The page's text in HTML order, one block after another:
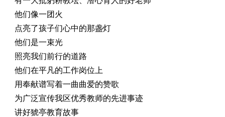
他们像一团火
点亮了孩子们心中的那盏灯
他们是一束光
照亮我们前行的道路
他们在平凡的工作岗位上
用奉献谱写着一曲曲爱的赞歌
为广泛宣传我区优秀教师的先进事迹
讲好猇亭教育故事